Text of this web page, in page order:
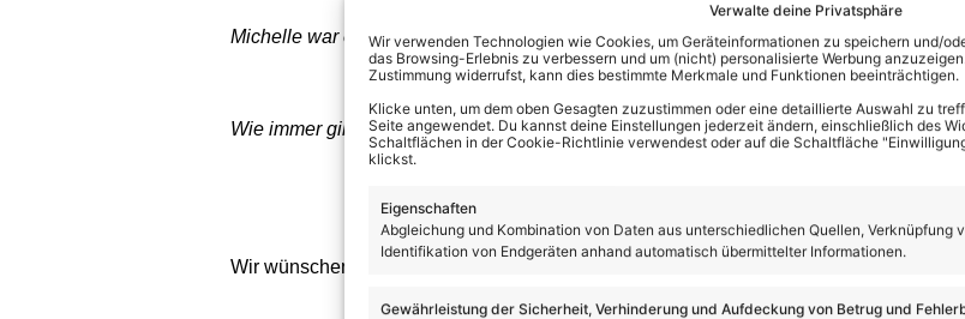
Verwalte deine Privatsphäre
Wir verwenden Technologien wie Cookies, um Geräteinformationen zu speichern und/
das Browsing-Erlebnis zu verbessern und um (nicht) personalisierte Werbung
Zustimmung widerrufst, kann dies bestimmte Merkmale und Funktionen beeinträchtigen.
Klicke unten, um dem oben Gesagten zuzustimmen oder eine detaillierte Auswahl zu
Seite angewendet. Du kannst deine Einstellungen jederzeit ändern, einschließlich des
Schaltflächen in der Cookie-Richtlinie verwendest oder auf die Schaltfläche
klickst.
Eigenschaften
Abgleichung und Kombination von Daten aus unterschiedlichen Quellen, Verknüpfung
Identifikation von Endgeräten anhand automatisch übermittelter Informationen.
Gewährleistung der Sicherheit, Verhinderung und Aufdeckung von Betrug und
Michelle war eingeplant, kann aber nicht dabei sein, da sie in der „Giovanni Zarrella
Wie immer gilt: Kurzfristige Änderungen vorbehalten!
Wir wünschen allen Fans vor Ort viel Spaß!